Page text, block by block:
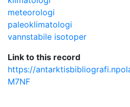
meteorologi
paleoklimatologi
vannstabile isotoper
Link to this record
https://
M7NF